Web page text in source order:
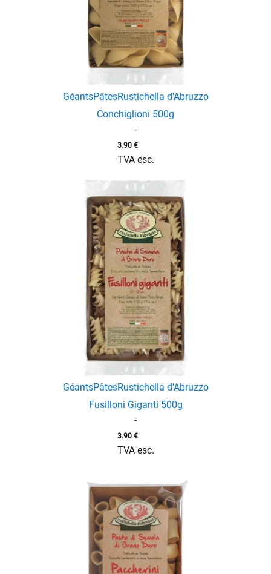
GéantsPâtesRustichella d'Abruzzo
Conchiglioni 500g
-
3.90 €
TVA esc.
GéantsPâtesRustichella d'Abruzzo
Fusilloni Giganti 500g
-
3.90 €
TVA esc.